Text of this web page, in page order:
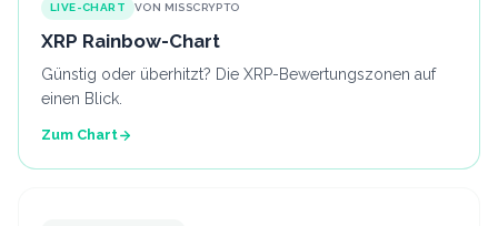
LIVE-CHART VON MISSCRYPTO
XRP Rainbow-Chart
Günstig oder überhitzt? Die XRP-Bewertungszonen auf
einen Blick.
Zum Chart